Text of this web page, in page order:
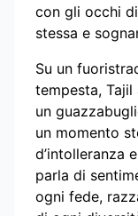
con gli occhi
stessa e
Su un
tempesta,
un
un momento
d’intolleranza
parla di
ogni fede,